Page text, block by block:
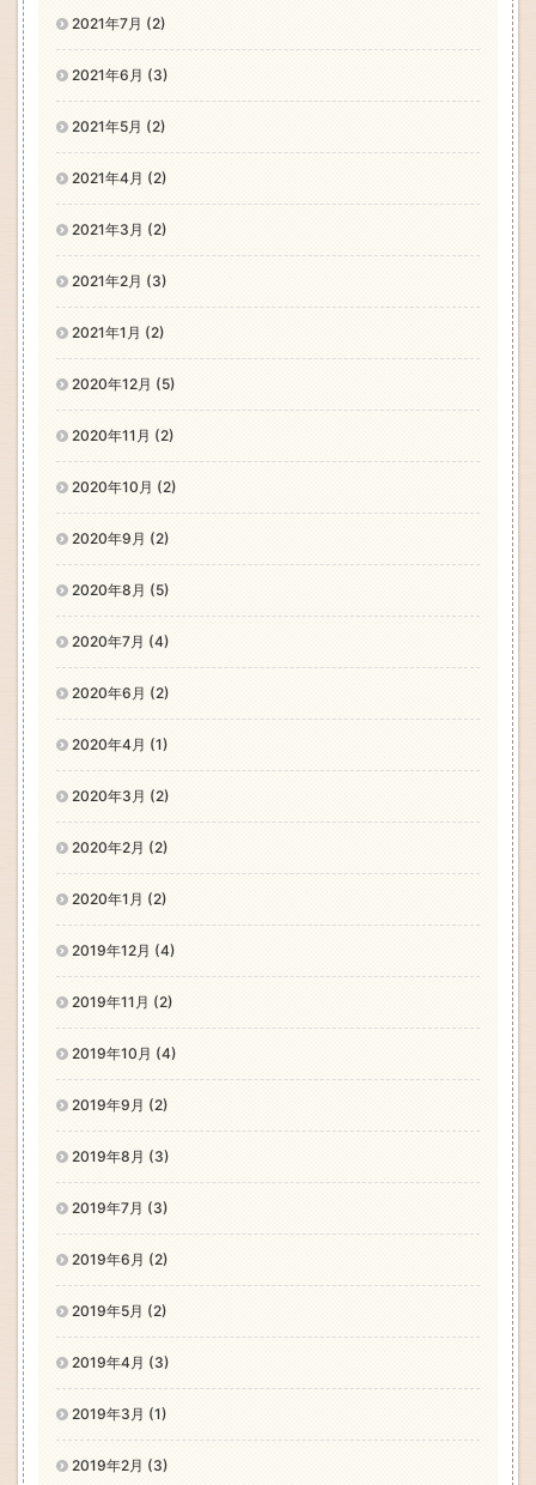
2021年7月 (2)
2021年6月 (3)
2021年5月 (2)
2021年4月 (2)
2021年3月 (2)
2021年2月 (3)
2021年1月 (2)
2020年12月 (5)
2020年11月 (2)
2020年10月 (2)
2020年9月 (2)
2020年8月 (5)
2020年7月 (4)
2020年6月 (2)
2020年4月 (1)
2020年3月 (2)
2020年2月 (2)
2020年1月 (2)
2019年12月 (4)
2019年11月 (2)
2019年10月 (4)
2019年9月 (2)
2019年8月 (3)
2019年7月 (3)
2019年6月 (2)
2019年5月 (2)
2019年4月 (3)
2019年3月 (1)
2019年2月 (3)